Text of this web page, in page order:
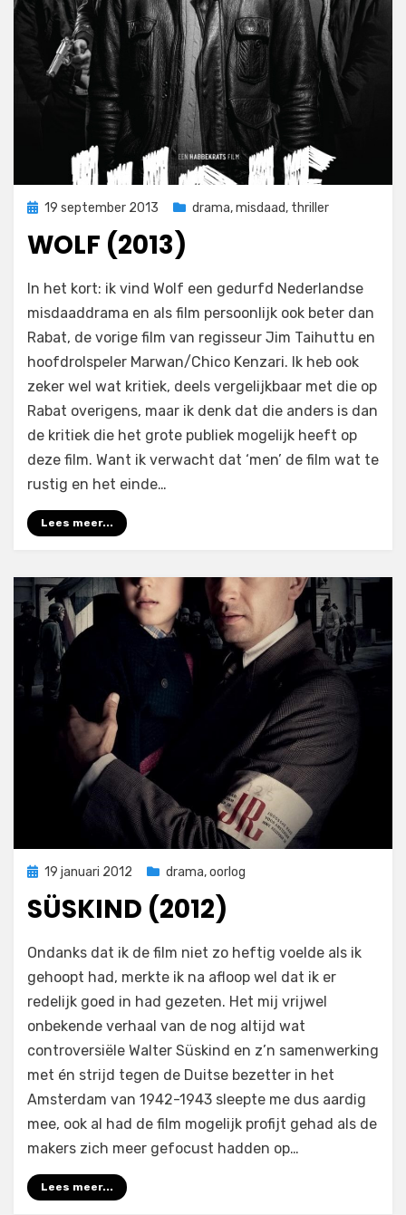
Geplaatst
19 september 2013 drama,misdaad, thriller
WOLF (2013)
door Filmofiel.nl
3 reacties op
(2013)
In het kort: ik vind Wolf een gedurfd Nederlandse
misdaaddrama en als film persoonlijk ook beter dan
Rabat, de vorige film van regisseur Jim Taihuttu en
hoofdrolspeler Marwan/Chico Kenzari. Ik heb ook
zeker wel wat kritiek, deels vergelijkbaar met die op
Rabat overigens, maar ik denk dat die anders is dan
de kritiek die het grote publiek mogelijk heeft op
deze film. Want ik verwacht dat ‘men’ de film wat te
rustig en het einde…
Lees meer...
Geplaatst
19 januari 2012 drama,oorlog
SÜSKIND (2012)
door Filmofiel.nl
Laat een reactie achter
op
(2012)
Ondanks dat ik de film niet zo heftig voelde als ik
gehoopt had, merkte ik na afloop wel dat ik er
redelijk goed in had gezeten. Het mij vrijwel
onbekende verhaal van de nog altijd wat
controversiële Walter Süskind en z’n samenwerking
met én strijd tegen de Duitse bezetter in het
Amsterdam van 1942-1943 sleepte me dus aardig
mee, ook al had de film mogelijk profijt gehad als de
makers zich meer gefocust hadden op…
Lees meer...